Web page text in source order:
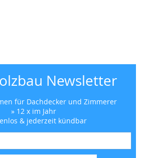
Newsletter
für Dachdecker und Zimmerer
» 12 x im Jahr
& jederzeit kündbar